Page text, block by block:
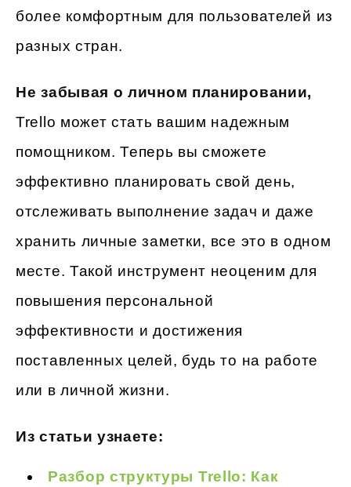
более комфортным для пользователей из
разных стран.
Не забывая о личном планировании,
Trello может стать вашим надежным
помощником. Теперь вы сможете
эффективно планировать свой день,
отслеживать выполнение задач и даже
хранить личные заметки, все это в одном
месте. Такой инструмент неоценим для
повышения персональной
эффективности и достижения
поставленных целей, будь то на работе
или в личной жизни.
Из статьи узнаете:
Разбор структуры Trello: Как